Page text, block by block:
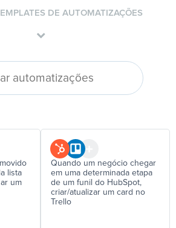
DE AUTOMATIZAÇÕES
lista
um
Quando um negócio chegar
em uma determinada etapa
de um funil do HubSpot,
criar/atualizar um card no
Trello